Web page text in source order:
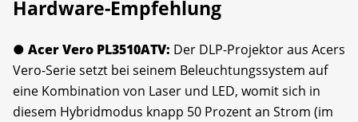
Hardware-Empfehlung
● Acer Vero PL3510ATV: Der DLP-Projektor aus Acers
Vero-Serie setzt bei seinem Beleuchtungssystem auf
eine Kombination von Laser und LED, womit sich in
diesem Hybridmodus knapp 50 Prozent an Strom (im